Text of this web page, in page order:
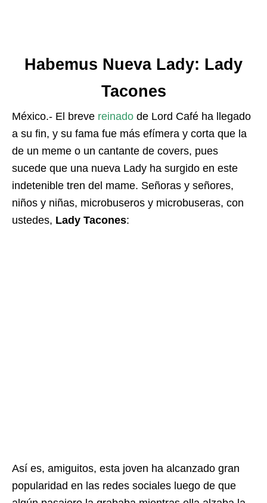
Habemus Nueva Lady: Lady
Tacones
México.- El breve reinado de Lord Café ha llegado
a su fin, y su fama fue más efímera y corta que la
de un meme o un cantante de covers, pues
sucede que una nueva Lady ha surgido en este
indetenible tren del mame. Señoras y señores,
niños y niñas, microbuseros y microbuseras, con
ustedes, Lady Tacones:
Así es, amiguitos, esta joven ha alcanzado gran
popularidad en las redes sociales luego de que